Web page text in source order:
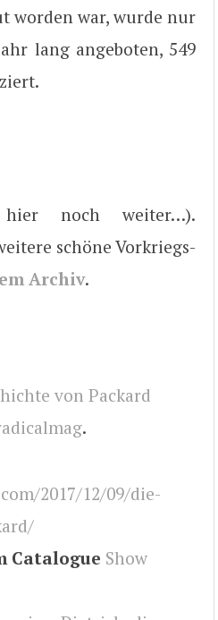
worden war, wurde nur
lang angeboten, 549
noch weiter…).
schöne Vorkriegs-
Archiv.
von Packard
.
2017/12/09/die-
Catalogue Show